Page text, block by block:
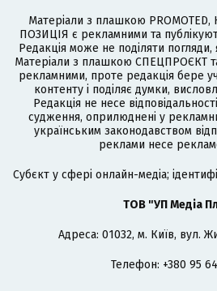
Матеріали з плашкою
ПОЗИЦІЯ є рекламними та
Редакція може не поділяти
Матеріали з плашкою СПЕЦПРОЄКТ
рекламними, проте редакція бере
контенту і поділяє думки,
Редакція не несе
судження, оприлюднені у
українським законодавством
реклами несе
Cубєкт у сфері онлайн-медіа;
ТОВ "УП Медіа
Адреса: 01032, м. Київ, вул.
Телефон: +380 95